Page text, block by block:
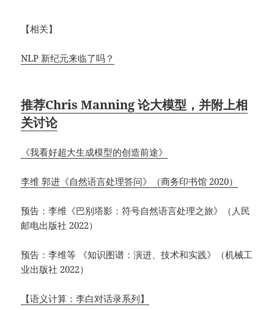
【相关】
NLP 新纪元来临了吗？
推荐Chris Manning 论大模型，并附上相
关讨论
《我看好超大生成模型的创造前途》
李维 郭进《自然语言处理答问》（商务印书馆 2020）
预告：李维《巴别塔影：符号自然语言处理之旅》（人民
邮电出版社 2022）
预告：李维等 《知识图谱：演进、技术和实践》（机械工
业出版社 2022）
【语义计算：李白对话录系列】